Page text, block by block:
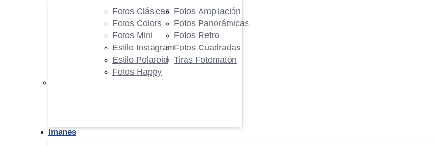
Fotos Clásicas
Fotos Colors
Fotos Mini
Estilo Instagram
Estilo Polaroid
Fotos Happy
Fotos Ampliación
Fotos Panorámicas
Fotos Retro
Fotos Cuadradas
Tiras Fotomatón
Imanes